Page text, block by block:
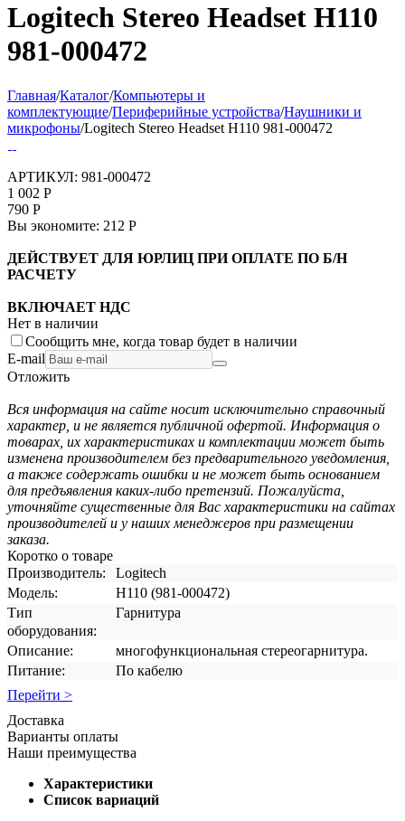
Logitech Stereo Headset H110
981-000472
Главная/Каталог/Компьютеры и
комплектующие/Периферийные устройства/Наушники и
микрофоны/Logitech Stereo Headset H110 981-000472
АРТИКУЛ: 981-000472
1 002 Р
790 Р
Вы экономите: 212 Р
ДЕЙСТВУЕТ ДЛЯ ЮРЛИЦ ПРИ ОПЛАТЕ ПО Б/Н
РАСЧЕТУ
ВКЛЮЧАЕТ НДС
Нет в наличии
Сообщить мне, когда товар будет в наличии
E-mail
Отложить
Вся информация на сайте носит исключительно справочный
характер, и не является публичной офертой. Информация о
товарах, их характеристиках и комплектации может быть
изменена производителем без предварительного уведомления,
а также содержать ошибки и не может быть основанием
для предъявления каких-либо претензий. Пожалуйста,
уточняйте существенные для Вас характеристики на сайтах
производителей и у наших менеджеров при размещении
заказа.
Коротко о товаре
Производитель:
Logitech
Модель:
H110 (981-000472)
Тип
оборудования:
Гарнитура
Описание:
многофункциональная стереогарнитура.
Питание:
По кабелю
Перейти >
Доставка
Варианты оплаты
Наши преимущества
Характеристики
Список вариаций